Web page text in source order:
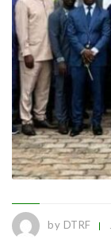
by DTRF